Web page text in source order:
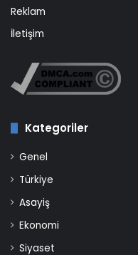
Reklam
İletişim
Kategoriler
Genel
Türkiye
Asayiş
Ekonomi
Siyaset